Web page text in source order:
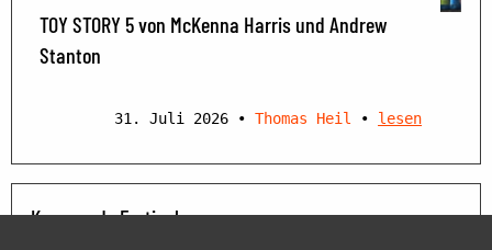
TOY STORY 5 von McKenna Harris und Andrew
Stanton
31. Juli 2026 • Thomas Heil • lesen
Kommende Festivals